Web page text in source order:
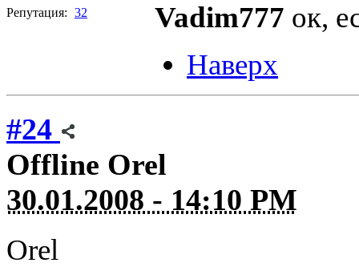
Репутация: 32 Vadim777 ок,
Наверх
#24
Offline Orel
30.01.2008 - 14:10 PM
Orel